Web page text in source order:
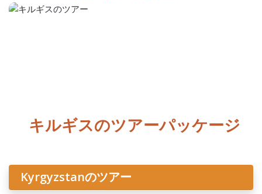
キルギスのツアーパッケージ
Kyrgyzstanのツアー